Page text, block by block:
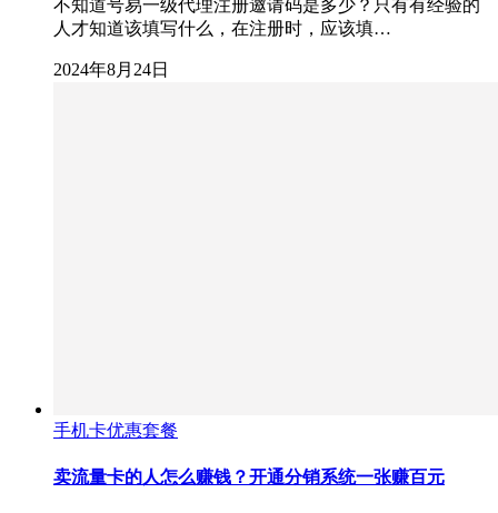
不知道号易一级代理注册邀请码是多少？只有有经验的
人才知道该填写什么，在注册时，应该填…
2024年8月24日
手机卡优惠套餐
卖流量卡的人怎么赚钱？开通分销系统一张赚百元